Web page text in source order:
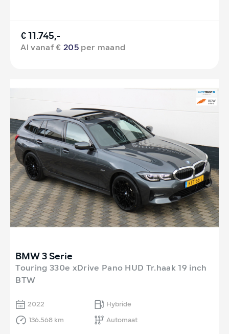
€ 11.745,-
Al vanaf €205 per maand
BMW 3 Serie
Touring 330e xDrive Pano HUD Tr.haak 19 inch
BTW
2022
Hybride
136.568 km
Automaat